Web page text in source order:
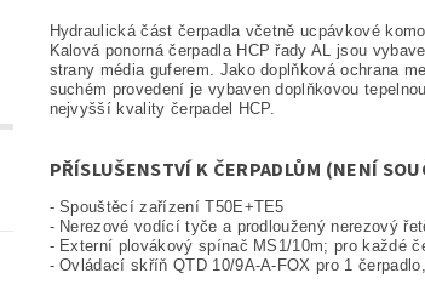
Hydraulická část čerpadla včetně ucpávkové
Kalová ponorná čerpadla HCP řady AL jsou
strany média guferem. Jako doplňková ochrana
suchém provedení je vybaven doplňkovou
nejvyšší kvality čerpadel HCP.
PŘÍSLUŠENSTVÍ K ČERPADLŮM (NENÍ
- Spouštěcí zařízení T50E+TE5
- Nerezové vodící tyče a prodloužený nerezový
- Externí plovákový spínač MS1/10m; pro každé
- Ovládací skříň QTD 10/9A-A-FOX pro 1